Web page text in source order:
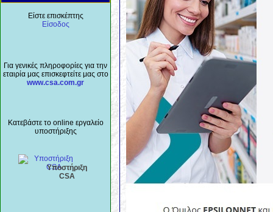
Είστε επισκέπτης
Είσοδος
Για γενικές πληροφορίες για την
εταιρία μας επισκεφτείτε μας στο
www.csa.com.gr
Κατεβάστε το online εργαλείο
υποστήριξης
Υποστήριξη
CSA